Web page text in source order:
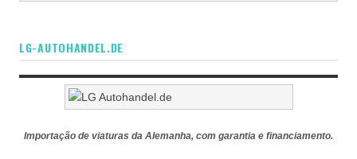
LG-AUTOHANDEL.DE
Importação de viaturas da Alemanha, com garantia e financiamento.